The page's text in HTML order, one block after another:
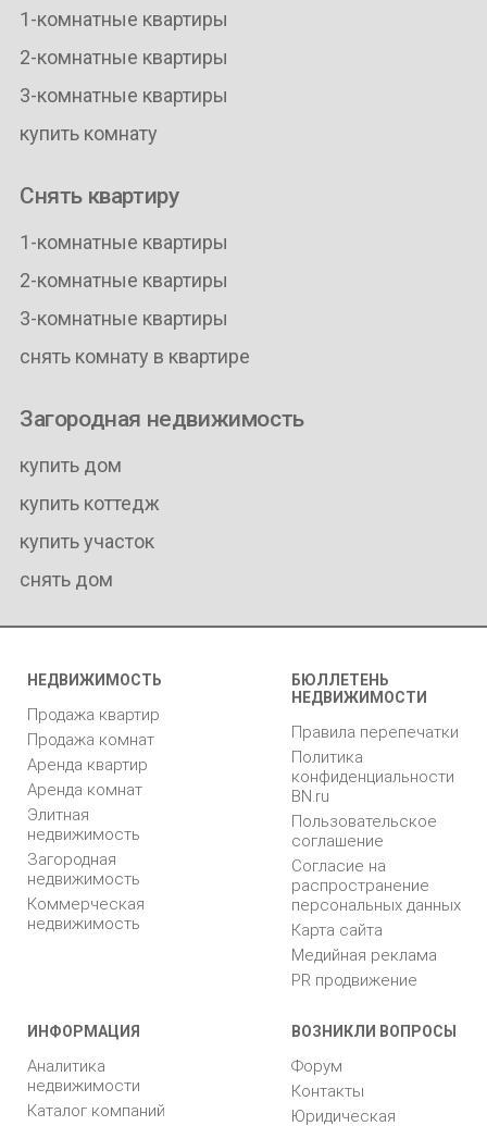
1-комнатные квартиры
2-комнатные квартиры
3-комнатные квартиры
купить комнату
Снять квартиру
1-комнатные квартиры
2-комнатные квартиры
3-комнатные квартиры
снять комнату в квартире
Загородная недвижимость
купить дом
купить коттедж
купить участок
снять дом
НЕДВИЖИМОСТЬ
Продажа квартир
Продажа комнат
Аренда квартир
Аренда комнат
Элитная
недвижимость
Загородная
недвижимость
Коммерческая
недвижимость
БЮЛЛЕТЕНЬ
НЕДВИЖИМОСТИ
Правила перепечатки
Политика
конфиденциальности
BN.ru
Пользовательское
соглашение
Согласие на
распространение
персональных данных
Карта сайта
Медийная реклама
PR продвижение
ИНФОРМАЦИЯ
Аналитика
недвижимости
Каталог компаний
ВОЗНИКЛИ ВОПРОСЫ
Форум
Контакты
Юридическая